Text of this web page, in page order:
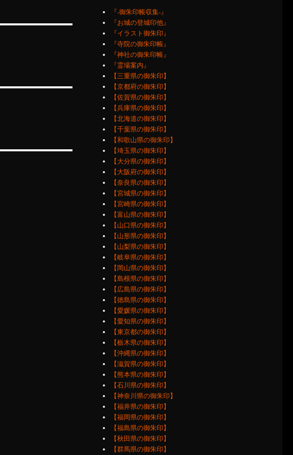
『‐御朱印帳収集‐』
『お城の登城印他』
『イラスト御朱印』
『寺院の御朱印帳』
『神社の御朱印帳』
『霊場案内』
【三重県の御朱印】
【京都府の御朱印】
【佐賀県の御朱印】
【兵庫県の御朱印】
【北海道の御朱印】
【千葉県の御朱印】
【和歌山県の御朱印】
【埼玉県の御朱印】
【大分県の御朱印】
【大阪府の御朱印】
【奈良県の御朱印】
【宮城県の御朱印】
【宮崎県の御朱印】
【富山県の御朱印】
【山口県の御朱印】
【山形県の御朱印】
【山梨県の御朱印】
【岐阜県の御朱印】
【岡山県の御朱印】
【島根県の御朱印】
【広島県の御朱印】
【徳島県の御朱印】
【愛媛県の御朱印】
【愛知県の御朱印】
【東京都の御朱印】
【栃木県の御朱印】
【沖縄県の御朱印】
【滋賀県の御朱印】
【熊本県の御朱印】
【石川県の御朱印】
【神奈川県の御朱印】
【福井県の御朱印】
【福岡県の御朱印】
【福島県の御朱印】
【秋田県の御朱印】
【群馬県の御朱印】